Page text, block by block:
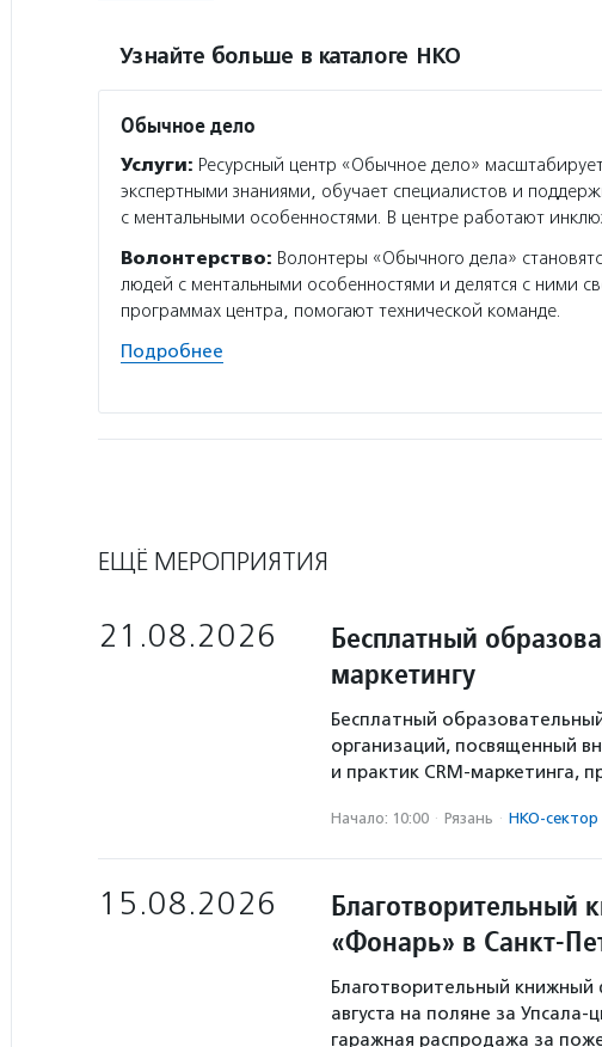
Узнайте больше в каталоге НКО
Обычное дело
Услуги: Ресурсный центр «Обычное дело»
экспертными знаниями, обучает специалистов и
с ментальными особенностями. В центре работают
Волонтерство: Волонтеры «Обычного дела»
людей с ментальными особенностями и делятся с ними
программах центра, помогают технической команде.
Подробнее
ЕЩЁ МЕРОПРИЯТИЯ
21.08.2026
Бесплатный
маркетингу
Бесплатный
организаций, посвященный
и практик CRM-маркетинга,
Начало: 10:00 · Рязань · НКО-сектор
15.08.2026
Благотворительный
«Фонарь» в Санкт-
Благотворительный книжный
августа на поляне за
гаражная распродажа за